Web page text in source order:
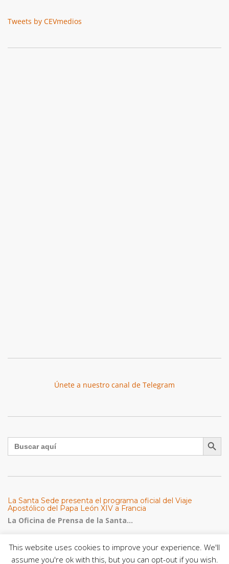
Tweets by CEVmedios
Únete a nuestro canal de Telegram
Buscar: Botón de
La Santa Sede presenta el programa oficial del Viaje
Apostólico del Papa León XIV a Francia
La Oficina de Prensa de la Santa...
Diócesis de San Cristóbal celebró 416 años del Santo Cristo
de La Grita con un llamado a la solidaridad y la dignidad
humana
This website uses cookies to improve your experience. We'll
assume you're ok with this, but you can opt-out if you wish.